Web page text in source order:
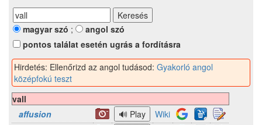
magyar szó ;
angol szó
pontos találat esetén ugrás a fordításra
Hirdetés: Ellenőrizd az angol tudásod: Gyakorló angol
középfokú teszt
vall
affusion
Wiki